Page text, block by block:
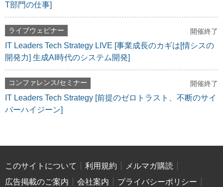
T部門の仕事]
ライブウェビナー 開催終了
IT Leaders Tech Strategy LIVE [事業成長のカギは[情シスの
開発力] 生成AI時代のシステム開発]
コンファレンス/セミナー 開催終了
IT Leaders Tech Strategy [前提のゼロトラスト、不断のサイ
バーハイジーン]
このサイトについて 利用規約
メルマガ購読
広告掲載のご案内
会社案内
プライバシーポリシー